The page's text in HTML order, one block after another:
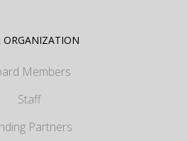
ORGANIZATION
Members
Staff
Partners